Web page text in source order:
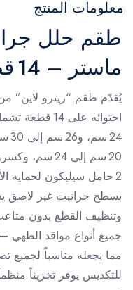
معلومات المنتج
طقم حلل
ماستر – 14 قطعة
يُقدّم طقم “ريترو لاين”
2 حامل سيليكون لحماية
بسطح جرانيت غير لاصق
وتنظيف القطع بدون
جميع أنواع مواقد الطهي
مما يجعله مناسباً لجميع
للتكديس يوفر تخزيناً